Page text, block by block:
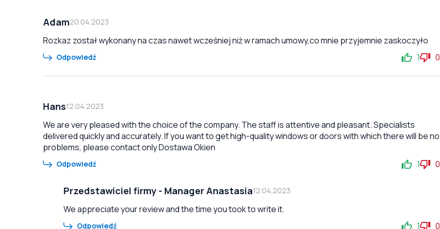
Adam20.04.2023
Rozkaz został wykonany na czas nawet wcześniej niż w ramach umowy,co mnie przyjemnie zaskoczyło
Odpowiedź 1 0
Hans12.04.2023
We are very pleased with the choice of the company. The staff is attentive and pleasant. Specialists
delivered quickly and accurately. If you want to get high-quality windows or doors with which there will be no
problems, please contact only Dostawa Okien
Odpowiedź 1 0
Przedstawiciel firmy - Manager Anastasia12.04.2023
We appreciate your review and the time you took to write it.
Odpowiedź 1 0